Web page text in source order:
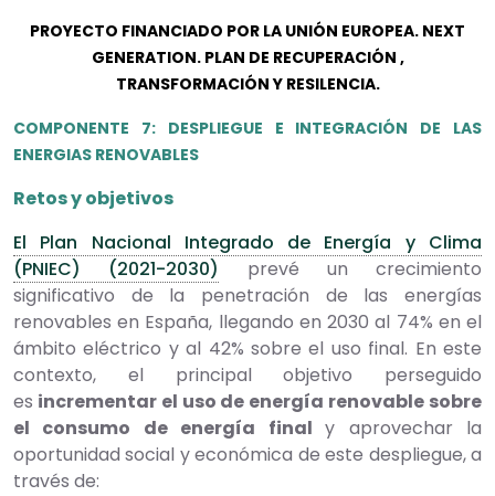
PROYECTO FINANCIADO POR LA UNIÓN EUROPEA. NEXT
GENERATION. PLAN DE RECUPERACIÓN ,
TRANSFORMACIÓN Y RESILENCIA.
COMPONENTE 7: DESPLIEGUE E INTEGRACIÓN DE LAS
ENERGIAS RENOVABLES
Retos y objetivos
El Plan Nacional Integrado de Energía y Clima
(PNIEC) (2021-2030) prevé un crecimiento
significativo de la penetración de las energías
renovables en España, llegando en 2030 al 74% en el
ámbito eléctrico y al 42% sobre el uso final. En este
contexto, el principal objetivo perseguido
es incrementar el uso de energía renovable sobre
el consumo de energía finaly aprovechar la
oportunidad social y económica de este despliegue, a
través de: